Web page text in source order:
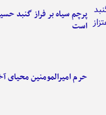
پرچم سیاه بر فراز گنبد
است
حرم امیرالمومنین محیای